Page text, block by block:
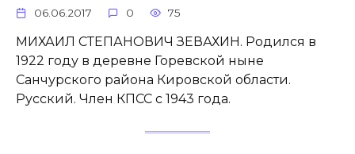
06.06.2017 0 75
МИХАИЛ СТЕПАНОВИЧ ЗЕВАХИН. Родился в
1922 году в деревне Горевской ныне
Санчурского района Кировской области.
Русский. Член КПСС с 1943 года.